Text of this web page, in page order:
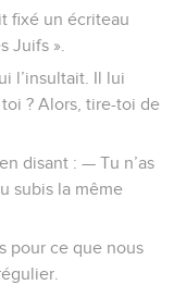
fixé un écriteau
Juifs ».
l’insultait. Il lui
? Alors, tire-toi de
disant : — Tu n’as
subis la même
pour ce que nous